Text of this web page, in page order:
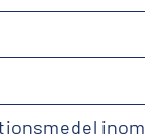
inom